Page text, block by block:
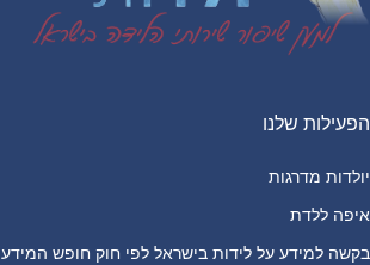
הפעילות שלנו
יולדות מדרגות
איפה ללדת
בקשה למידע על לידות בישראל לפי חוק חופש המידע